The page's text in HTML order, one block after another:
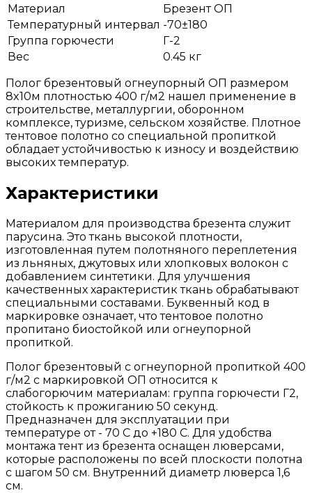
Материал
Брезент ОП
Температурный интервал -70±180
Группа горючести
Г-2
Вес
0.45 кг
Полог брезентовый огнеупорный ОП размером
8x10м плотностью 400 г/м2 нашел применение в
строительстве, металлургии, оборонном
комплексе, туризме, сельском хозяйстве. Плотное
тентовое полотно со специальной пропиткой
обладает устойчивостью к износу и воздействию
высоких температур.
Характеристики
Материалом для производства брезента служит
парусина. Это ткань высокой плотности,
изготовленная путем полотняного переплетения
из льняных, джутовых или хлопковых волокон с
добавлением синтетики. Для улучшения
качественных характеристик ткань обрабатывают
специальными составами. Буквенный код в
маркировке означает, что тентовое полотно
пропитано биостойкой или огнеупорной
пропиткой.
Полог брезентовый с огнеупорной пропиткой 400
г/м2 с маркировкой ОП относится к
слабогорючим материалам: группа горючести Г2,
стойкость к прожиганию 50 секунд.
Предназначен для эксплуатации при
температуре от - 70 С до +180 С. Для удобства
монтажа тент из брезента оснащен люверсами,
которые расположены по всей плоскости полотна
с шагом 50 см. Внутренний диаметр люверса 1,6
см.